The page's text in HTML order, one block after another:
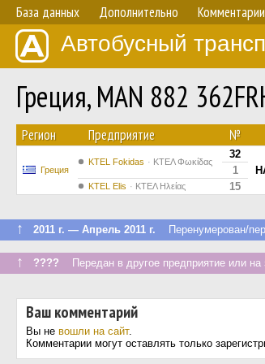
База данных Дополнительно Комментарии
Автобусный
Греция, MAN 882
Регион Предприятие №
Греция
ΚΤΕL Fokidas ΚΤΕΛ Φωκίδας
32
1
KTEL Elis ΚΤΕΛ Ηλείας 15
↑ 2011 г. — Апрель 2011 г. Перенумерован/
↑ ???? Передан в другое предприятие или на
Ваш комментарий
Вы не вошли на сайт.
Комментарии могут оставлять только